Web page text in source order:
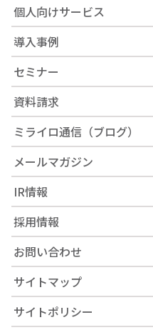
個人向けサービス
導入事例
セミナー
資料請求
ミライロ通信（ブログ）
メールマガジン
IR情報
採用情報
お問い合わせ
サイトマップ
サイトポリシー